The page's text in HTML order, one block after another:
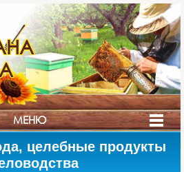
МЕНЮ
целебные продукты